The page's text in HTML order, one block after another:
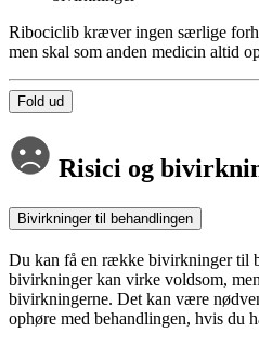
Ribociclib kræver ingen særlige
men skal som anden medicin altid
Fold ud
Risici og
Bivirkninger til behandlingen
Du kan få en række bivirkninger til
bivirkninger kan virke voldsom,
bivirkningerne. Det kan være
ophøre med behandlingen, hvis du